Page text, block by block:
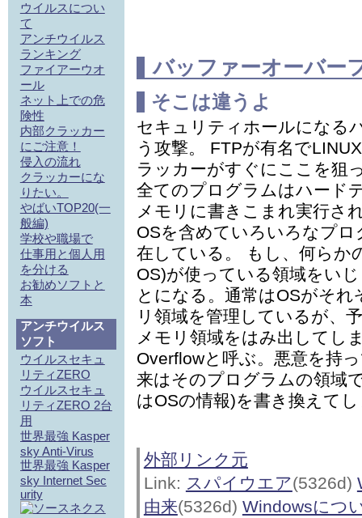
バッファーオーバー
そこは違うよ
セキュリティホールになる
う攻撃。 FTPが有名で
ラッカーがすぐにここを狙
全てのプログラムはハード
メモリに書きこまれ実行さ
OSを含めていろいろなプ
在している。 もし、何らか
OS)が使っている領域をい
とになる。通常はOSがそ
リ領域を管理しているが、
メモリ領域をはみ出してし
Overflowと呼ぶ。悪意を持
来はそのプログラムの領域
はOSの情報)を書き換えて
外部リンク元
Link: スパイウエア(5326d)
由来(5326d) Windowsにつ
ウイルスについ
て
アンチウイルス
ランキング
ファイアーウオ
ール
ネット上での危
険性
内部クラッカー
にご注意！
侵入の流れ
クラッカーにな
りたい。
やばいTOP20(一
般編)
学校や職場で
仕事用と個人用
を分ける
お勧めソフトと
本
アンチウイルス
ソフト
ウイルスセキュ
リティZERO
ウイルスセキュ
リティZERO 2台
用
世界最強 Kasper
sky Anti-Virus
世界最強 Kasper
sky Internet Sec
urity